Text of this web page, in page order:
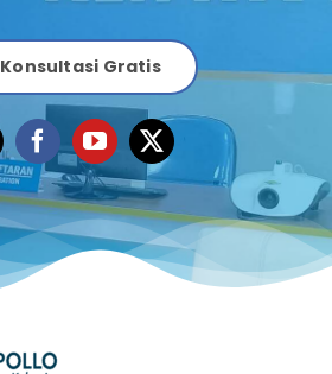
Konsultasi Gratis